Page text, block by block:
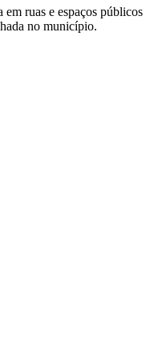
ruas e espaços públicos
no município.